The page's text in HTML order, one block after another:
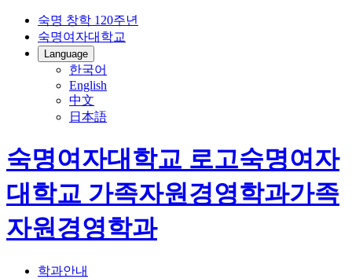
숙명 창학 120주년
숙명여자대학교
Language
한국어
English
中文
日本語
숙명여자대학교 로고숙명여자
대학교 가족자원경영학과가족
자원경영학과
학과안내